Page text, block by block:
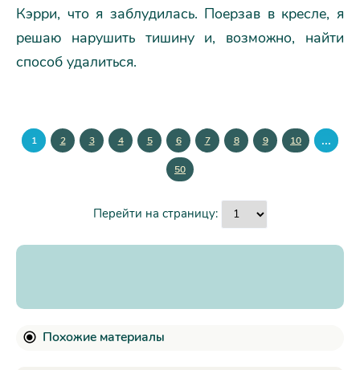
Кэрри, что я заблудилась. Поерзав в кресле, я
решаю нарушить тишину и, возможно, найти
способ удалиться.
1 2 3 4 5 6 7 8 9 10 ...
50
Перейти на страницу:
Похожие материалы